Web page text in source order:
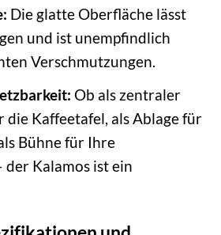
Die glatte Oberfläche lässt
und ist unempfindlich
Verschmutzungen.
Ob als zentraler
Kaffeetafel, als Ablage für
Bühne für Ihre
Kalamos ist ein